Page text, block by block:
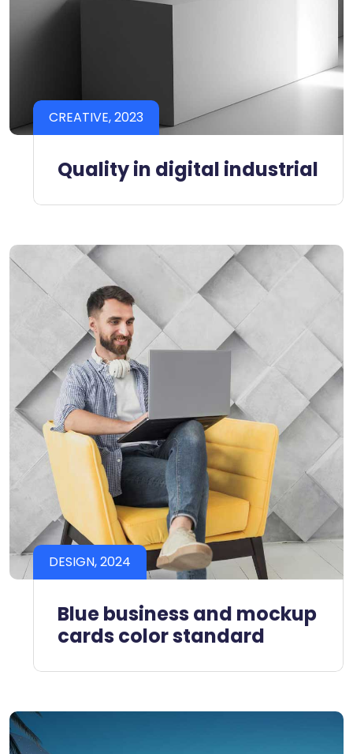
CREATIVE, 2023
Quality in digital industrial
DESIGN, 2024
Blue business and mockup
cards color standard